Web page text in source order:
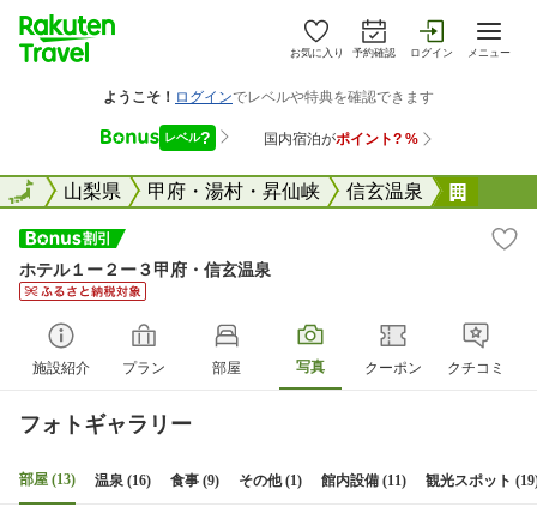
お気に入り 予約確認 ログイン メニュー
全国山梨県 甲府・湯村・昇仙峡 信玄温泉
全国
ホテル１ー２ー３甲府・信玄温泉
施設紹介 プラン 部屋 写真 クーポン クチコミ
フォトギャラリー
部屋 (13) 温泉 (16) 食事 (9) その他 (1) 館内設備 (11) 観光スポット